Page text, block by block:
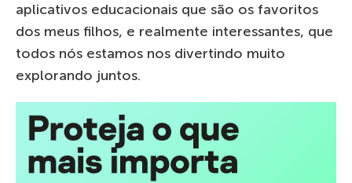
aplicativos educacionais que são os favoritos
dos meus filhos, e realmente interessantes, que
todos nós estamos nos divertindo muito
explorando juntos.